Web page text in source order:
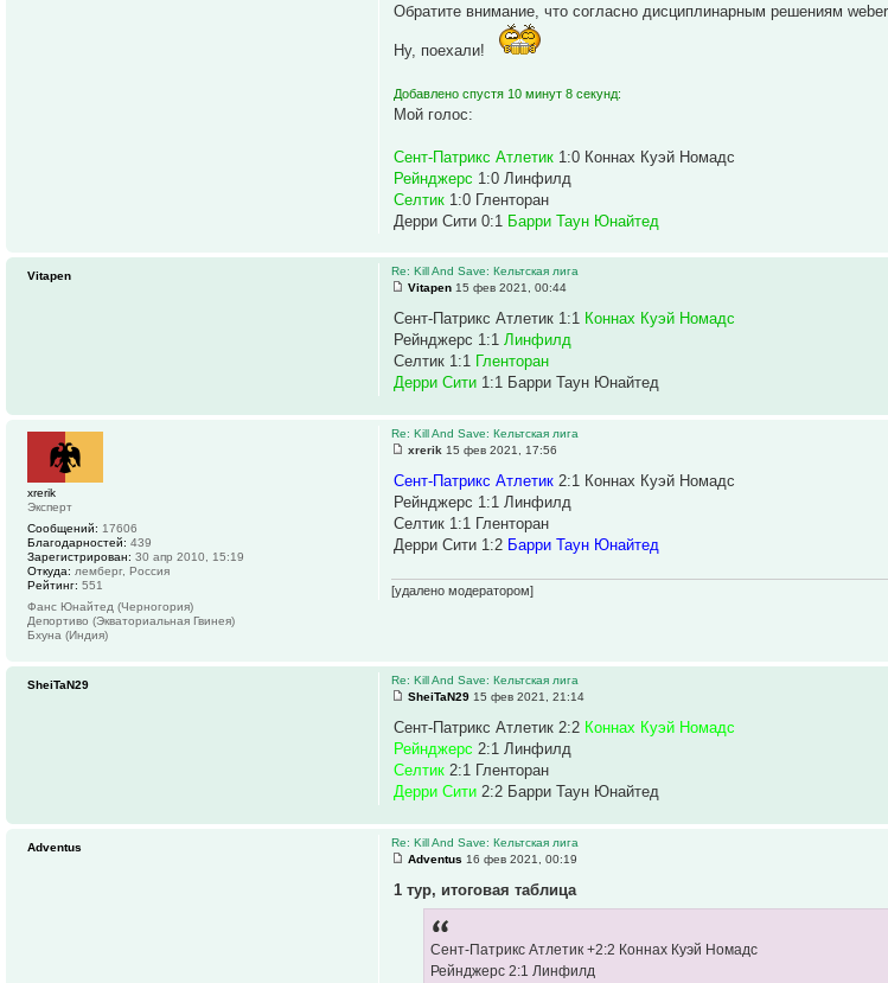
Обратите внимание, что согласно дисциплинарным решениям
Ну, поехали!
Добавлено спустя 10 минут 8 секунд:
Мой голос:
Сент-Патрикс Атлетик 1:0 Коннах Куэй Номадс
Рейнджерс 1:0 Линфилд
Селтик 1:0 Гленторан
Дерри Сити 0:1 Барри Таун Юнайтед
Re: Kill And Save: Кельтская лига
Vitapen 15 фев 2021, 00:44
Сент-Патрикс Атлетик 1:1 Коннах Куэй Номадс
Рейнджерс 1:1Линфилд
Селтик 1:1 Гленторан
Дерри Сити 1:1 Барри Таун Юнайтед
Vitapen
Re: Kill And Save: Кельтская лига
xrerik 15 фев 2021, 17:56
Сент-Патрикс Атлетик2:1 Коннах Куэй Номадс
Рейнджерс 1:1 Линфилд
Селтик 1:1 Гленторан
Дерри Сити 1:2 Барри Таун Юнайтед
[удалено модератором]
xrerik
Эксперт
Сообщений: 17606
Благодарностей: 439
Зарегистрирован: 30 апр 2010, 15:19
Откуда: лемберг, Россия
Рейтинг: 551
Фанс Юнайтед (Черногория)
Депортиво (Экваториальная Гвинея)
Бхуна (Индия)
Re: Kill And Save: Кельтская лига
SheiTaN29 15 фев 2021, 21:14
Сент-Патрикс Атлетик 2:2 Коннах Куэй Номадс
Рейнджерс 2:1 Линфилд
Селтик 2:1 Гленторан
Дерри Сити 2:2 Барри Таун Юнайтед
SheiTaN29
Re: Kill And Save: Кельтская лига
Adventus 16 фев 2021, 00:19
1 тур, итоговая таблица
Сент-Патрикс Атлетик +2:2 Коннах Куэй Номадс
Рейнджерс 2:1 Линфилд
Adventus